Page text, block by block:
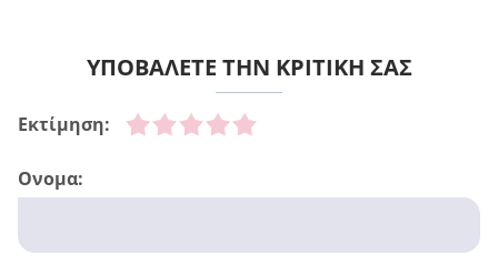
ΥΠΟΒΑΛΕΤΕ ΤΗΝ ΚΡΙΤΙΚΗ ΣΑΣ
Εκτίμηση:
Ονομα: